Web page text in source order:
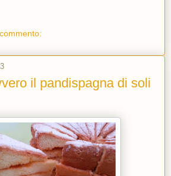
il pandispagna di soli